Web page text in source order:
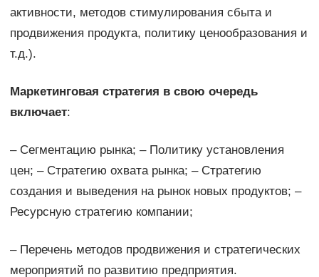
активности, методов стимулирования сбыта и
продвижения продукта, политику ценообразования и
т.д.).
Маркетинговая стратегия в свою очередь
включает:
– Сегментацию рынка; – Политику установления
цен; – Стратегию охвата рынка; – Стратегию
создания и выведения на рынок новых продуктов; –
Ресурсную стратегию компании;
– Перечень методов продвижения и стратегических
мероприятий по развитию предприятия.